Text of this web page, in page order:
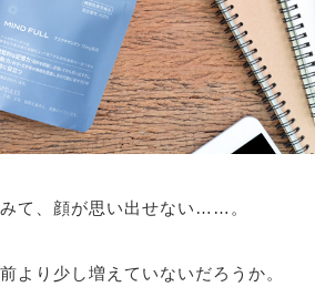
みて、顔が思い出せない……。
より少し増えていないだろうか。